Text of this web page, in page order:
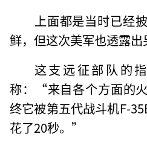
上面都是当时已经
鲜，但这次美军也透露出
这支远征部队的
称：“来自各个方面的
终它被第五代战斗机F-
花了20秒。”